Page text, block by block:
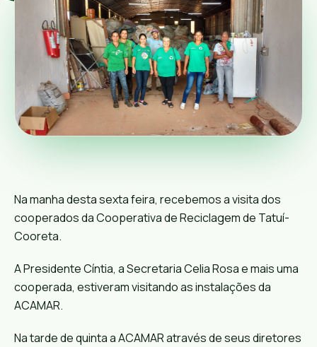
Na manha desta sexta feira, recebemos a visita dos
cooperados da Cooperativa de Reciclagem de Tatuí-
Cooreta.
A Presidente Cíntia, a SecretariaCelia Rosae mais uma
cooperada, estiveram visitando as instalações da
ACAMAR.
Na tarde de quinta a ACAMAR através de seus diretores